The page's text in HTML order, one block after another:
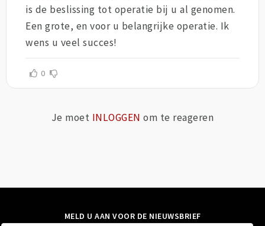
is de beslissing tot operatie bij u al genomen.
Een grote, en voor u belangrijke operatie. Ik
wens u veel succes!
0
Je moet INLOGGEN om te reageren
MELD U AAN VOOR DE NIEUWSBRIEF